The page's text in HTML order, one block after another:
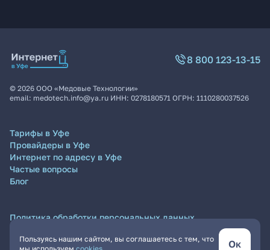
Пользуясь нашим сайтом, вы соглашаетесь с тем, что
Ок
8 800 123-13-15
© 2026 ООО «Медовые Технологии»
email: medotech.info@ya.ru ИНН: 0278180571 ОГРН: 1110280037526
Тарифы в Уфе
Провайдеры в Уфе
Интернет по адресу в Уфе
Частые вопросы
Блог
Политика обработки персональных данных
Пользовательское соглашение